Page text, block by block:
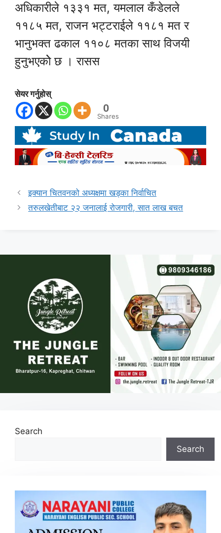
अधिकारीले १३३१ मत, यमलाल कँडेलले
११८५ मत, राजन भट्टराईले ११८१ मत र
भानुभक्त ढकाल ११०८ मतका साथ विजयी
हुनुभएकोे छ । रासस
सेयर गर्नुहोस्
0
Shares
इक्यान चितवनको अध्यक्षमा खड्का निर्वाचित
तरुलखेतीबाट २२ जनालाई रोजगारी, सात लाख बचत
Search
Search